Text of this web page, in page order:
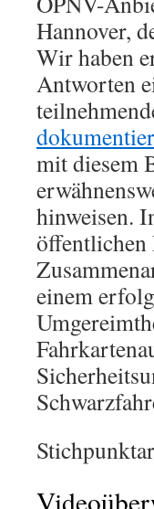
Hannover,
Wir haben
Antworten
mit diesem
hinweisen.
öffentlichen
einem